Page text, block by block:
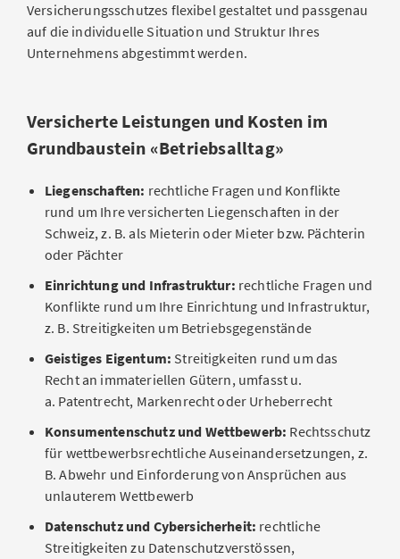
Versicherungsschutzes flexibel gestaltet und passgenau
auf die individuelle Situation und Struktur Ihres
Unternehmens abgestimmt werden.
Versicherte Leistungen und Kosten im
Grundbaustein «Betriebsalltag»
Liegenschaften: rechtliche Fragen und Konflikte
rund um Ihre versicherten Liegenschaften in der
Schweiz, z. B. als Mieterin oder Mieter bzw. Pächterin
oder Pächter
Einrichtung und Infrastruktur: rechtliche Fragen und
Konflikte rund um Ihre Einrichtung und Infrastruktur,
z. B. Streitigkeiten um Betriebsgegenstände
Geistiges Eigentum: Streitigkeiten rund um das
Recht an immateriellen Gütern, umfasst u.
a. Patentrecht, Markenrecht oder Urheberrecht
Konsumentenschutz und Wettbewerb: Rechtsschutz
für wettbewerbsrechtliche Auseinandersetzungen, z.
B. Abwehr und Einforderung von Ansprüchen aus
unlauterem Wettbewerb
Datenschutz und Cybersicherheit: rechtliche
Streitigkeiten zu Datenschutzverstössen,